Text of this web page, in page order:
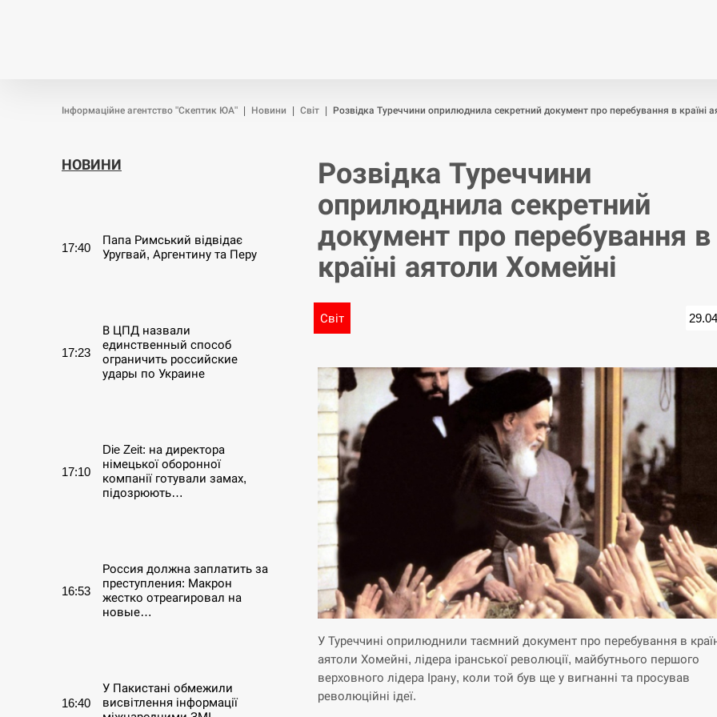
Інформаційне агентство "Скептик ЮА" Новини Світ Розвідка Туреччини оприлюднила секретний документ про перебування в країні
НОВИНИ
17:40
Папа Римський відвідає
Уругвай, Аргентину та Перу
17:23
В ЦПД назвали
единственный способ
ограничить российские
удары по Украине
17:10
Die Zeit: на директора
німецької оборонної
компанії готували замах,
підозрюють…
16:53
Россия должна заплатить за
преступления: Макрон
жестко отреагировал на
новые…
16:40
У Пакистані обмежили
висвітлення інформації
Розвідка Туреччини
оприлюднила секретний
документ про перебування в
країні аятоли Хомейні
Світ
У Туреччині оприлюднили таємний документ про перебування в
аятоли Хомейні, лідера іранської революції, майбутнього першого
верховного лідера Ірану, коли той був ще у вигнанні та просував
революційні ідеї.